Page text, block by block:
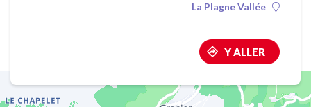
La Plagne Vallée
Y ALLER